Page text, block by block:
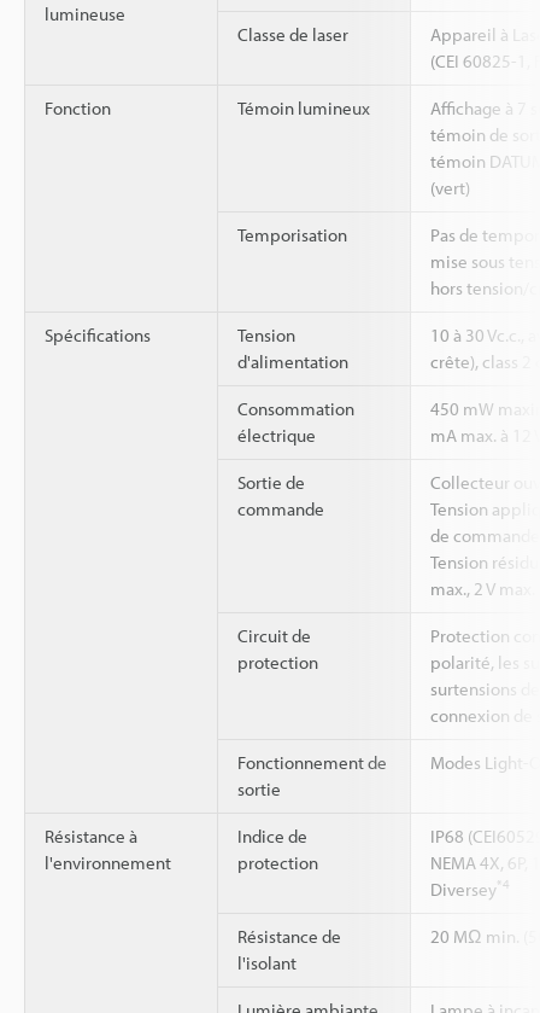
lumineuse
Classe de laser
Appareil à
(CEI 60825-1,
Fonction Témoin lumineux
Affichage à 7
témoin de
témoin
(vert)
Temporisation
Pas de
mise sous
hors tension/
Spécifications
Tension
d'alimentation
10 à 30 Vc.c.,
crête), class 2
Consommation
électrique
450 mW
mA max. à 12
Sortie de
commande
Collecteur
Tension
de
Tension
max., 2 V
Circuit de
protection
Protection
polarité, les
surtensions
connexion de
Fonctionnement de
sortie
Modes Light-
Résistance à
l'environnement
Indice de
protection
IP68
NEMA 4X, 6P,
Diversey*4
Résistance de
l'isolant
20 MΩ min.